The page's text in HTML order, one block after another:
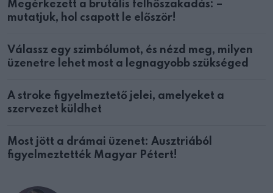
Megérkezett a brutális felhőszakadás: –
mutatjuk, hol csapott le először!
Válassz egy szimbólumot, és nézd meg, milyen
üzenetre lehet most a legnagyobb szükséged
A stroke figyelmeztető jelei, amelyeket a
szervezet küldhet
Most jött a drámai üzenet: Ausztriából
figyelmeztették Magyar Pétert!